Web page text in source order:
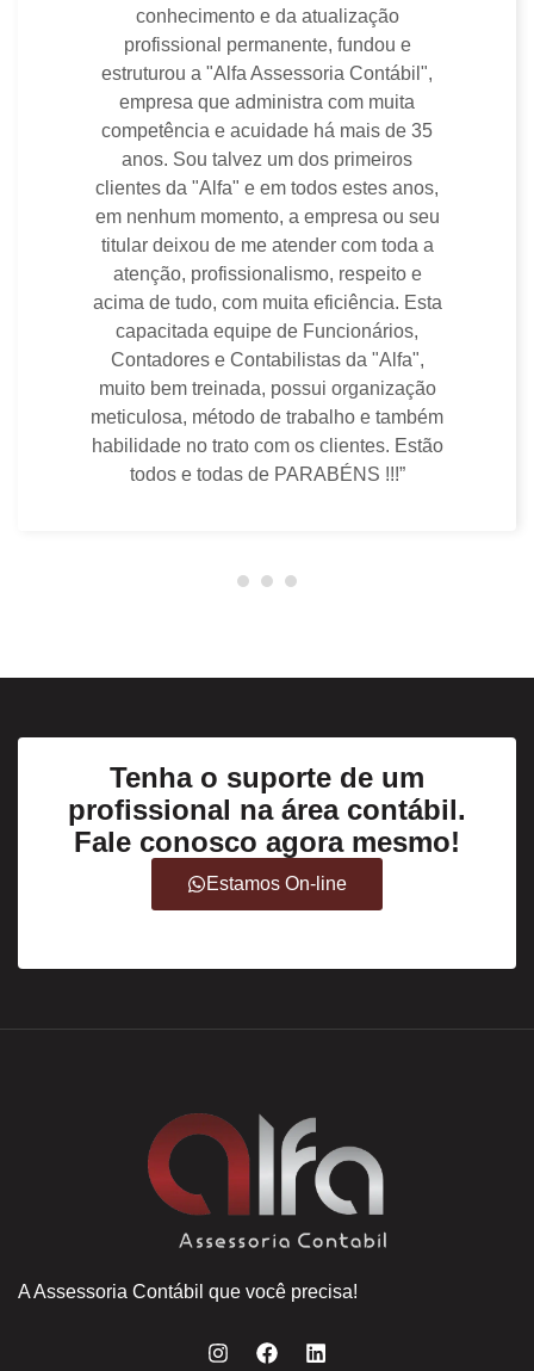
Assessoria sempre nos garantiu essa
segurança. Agradeço a atenção e o
excelente atendimento de toda equipe,
em especial do seu diretor Carlos Silva,
temos uma parceria de 25 anos e
estamos certos que iremos avante por
muito mais tempo, com essa que é uma
empresa de sucesso.”
Tenha o suporte de um
profissional na área contábil.
Fale conosco agora mesmo!
Estamos On-line
A Assessoria Contábil que você precisa!